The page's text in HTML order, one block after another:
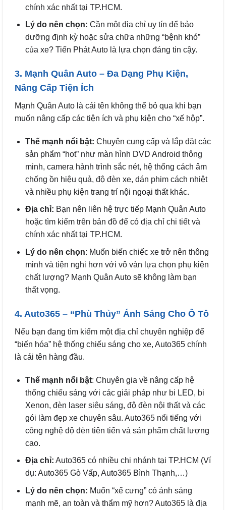
chính xác nhất tại TP.HCM.
Lý do nên chọn: Cần một địa chỉ uy tín để bảo
dưỡng định kỳ hoặc sửa chữa những “bệnh khó”
của xe? Tiến Phát Auto là lựa chọn đáng tin cậy.
3. Mạnh Quân Auto – Đa Dạng Phụ Kiện,
Nâng Cấp Tiện Ích
Mạnh Quân Auto là cái tên không thể bỏ qua khi bạn
muốn nâng cấp các tiện ích và phụ kiện cho “xế hộp”.
Thế mạnh nổi bật: Chuyên cung cấp và lắp đặt các
sản phẩm “hot” như màn hình DVD Android thông
minh, camera hành trình sắc nét, hệ thống cách âm
chống ồn hiệu quả, độ đèn xe, dán phim cách nhiệt
và nhiều phụ kiện trang trí nội ngoại thất khác.
Địa chỉ: Bạn nên liên hệ trực tiếp Mạnh Quân Auto
hoặc tìm kiếm trên bản đồ để có địa chỉ chi tiết và
chính xác nhất tại TP.HCM.
Lý do nên chọn: Muốn biến chiếc xe trở nên thông
minh và tiện nghi hơn với vô vàn lựa chọn phụ kiện
chất lượng? Mạnh Quân Auto sẽ không làm bạn
thất vọng.
4. Auto365 – “Phù Thủy” Ánh Sáng Cho Ô Tô
Nếu bạn đang tìm kiếm một địa chỉ chuyên nghiệp để
“biến hóa” hệ thống chiếu sáng cho xe, Auto365 chính
là cái tên hàng đầu.
Thế mạnh nổi bật: Chuyên gia về nâng cấp hệ
thống chiếu sáng với các giải pháp như bi LED, bi
Xenon, đèn laser siêu sáng, độ đèn nội thất và các
gói làm đẹp xe chuyên sâu. Auto365 nổi tiếng với
công nghệ độ đèn tiên tiến và sản phẩm chất lượng
cao.
Địa chỉ: Auto365 có nhiều chi nhánh tại TP.HCM (Ví
dụ: Auto365 Gò Vấp, Auto365 Bình Thạnh,…)
Lý do nên chọn: Muốn “xế cưng” có ánh sáng
mạnh mẽ, an toàn và thẩm mỹ hơn? Auto365 là địa